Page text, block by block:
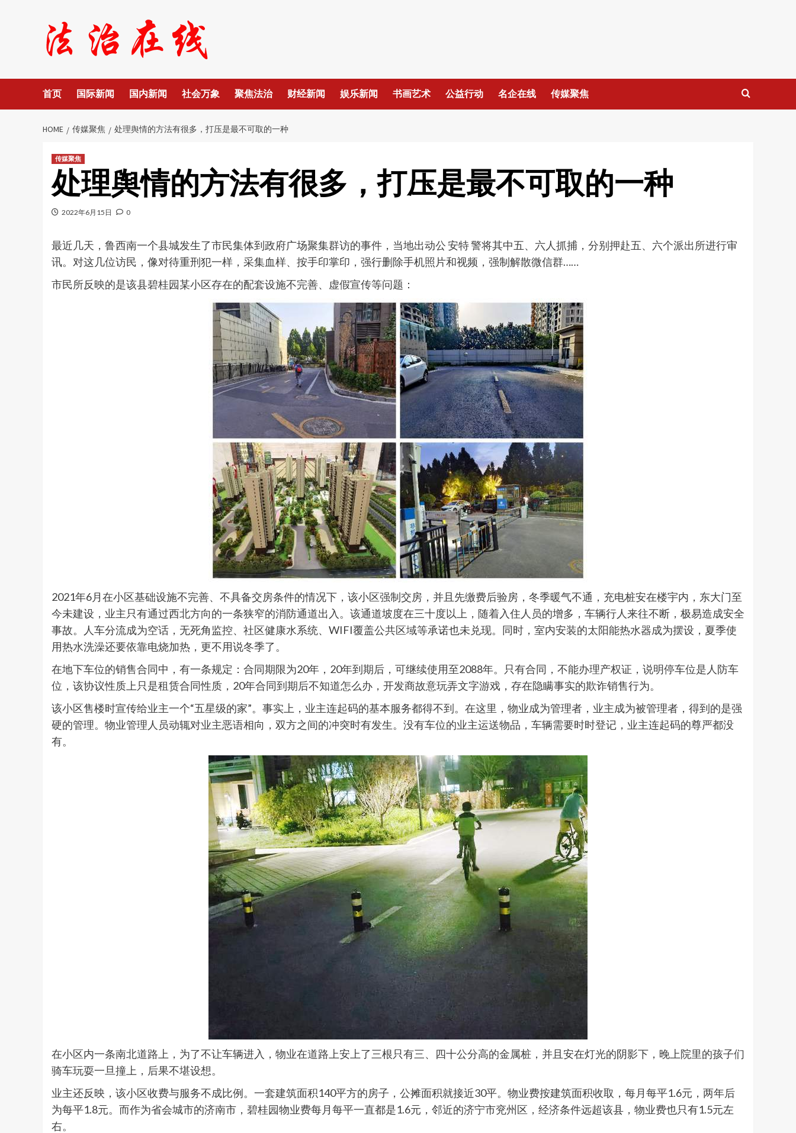
首页 国际新闻 国内新闻 社会万象 聚焦法治 财经新闻 娱乐新闻 书画艺术 公益行动 名企在线 传媒聚焦
HOME 传媒聚焦 处理舆情的方法有很多，打压是最不可取的一种
传媒聚焦
处理舆情的方法有很多，打压是最不可取的一种
2022年6月15日 0
最近几天，鲁西南一个县城发生了市民集体到政府广场聚集群访的事件，当地出动公 安特 警将其中五、六人抓捕，分别押赴五、六个派出所进行审
讯。对这几位访民，像对待重刑犯一样，采集血样、按手印掌印，强行删除手机照片和视频，强制解散微信群……
市民所反映的是该县碧桂园某小区存在的配套设施不完善、虚假宣传等问题：
2021年6月在小区基础设施不完善、不具备交房条件的情况下，该小区强制交房，并且先缴费后验房，冬季暖气不通，充电桩安在楼宇内，东大门至
今未建设，业主只有通过西北方向的一条狭窄的消防通道出入。该通道坡度在三十度以上，随着入住人员的增多，车辆行人来往不断，极易造成安全
事故。人车分流成为空话，无死角监控、社区健康水系统、WIFI覆盖公共区域等承诺也未兑现。同时，室内安装的太阳能热水器成为摆设，夏季使
用热水洗澡还要依靠电烧加热，更不用说冬季了。
在地下车位的销售合同中，有一条规定：合同期限为20年，20年到期后，可继续使用至2088年。只有合同，不能办理产权证，说明停车位是人防车
位，该协议性质上只是租赁合同性质，20年合同到期后不知道怎么办，开发商故意玩弄文字游戏，存在隐瞒事实的欺诈销售行为。
该小区售楼时宣传给业主一个“五星级的家”。事实上，业主连起码的基本服务都得不到。在这里，物业成为管理者，业主成为被管理者，得到的是强
硬的管理。物业管理人员动辄对业主恶语相向，双方之间的冲突时有发生。没有车位的业主运送物品，车辆需要时时登记，业主连起码的尊严都没
有。
在小区内一条南北道路上，为了不让车辆进入，物业在道路上安上了三根只有三、四十公分高的金属桩，并且安在灯光的阴影下，晚上院里的孩子们
骑车玩耍一旦撞上，后果不堪设想。
业主还反映，该小区收费与服务不成比例。一套建筑面积140平方的房子，公摊面积就接近30平。物业费按建筑面积收取，每月每平1.6元，两年后
为每平1.8元。而作为省会城市的济南市，碧桂园物业费每月每平一直都是1.6元，邻近的济宁市兖州区，经济条件远超该县，物业费也只有1.5元左
右。